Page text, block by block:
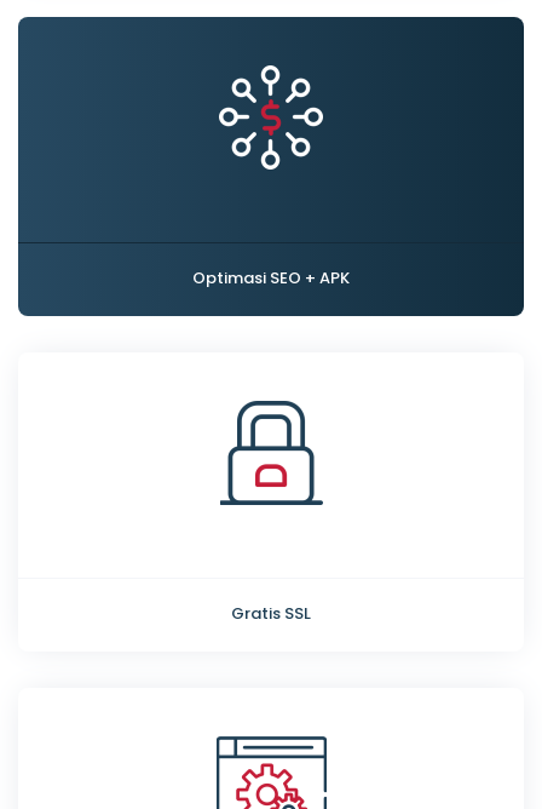
Optimasi SEO + APK
Gratis SSL